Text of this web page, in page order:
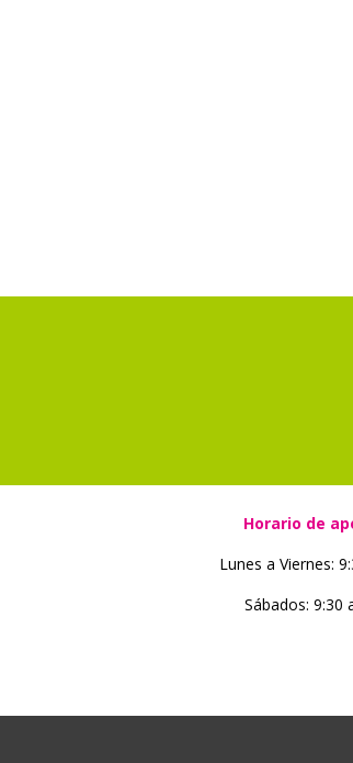
Horario de
Lunes a Viernes:
Sábados: 9:30